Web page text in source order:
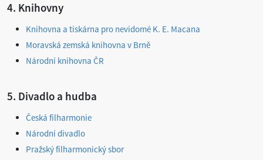
4. Knihovny
Knihovna a tiskárna pro nevidomé K. E. Macana
Moravská zemská knihovna v Brně
Národní knihovna ČR
5. Divadlo a hudba
Česká filharmonie
Národní divadlo
Pražský filharmonický sbor